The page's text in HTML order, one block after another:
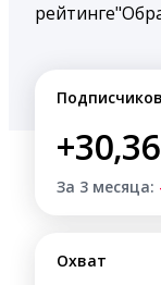
рейтинге
Подписчиков
За 3 месяца:
Охват